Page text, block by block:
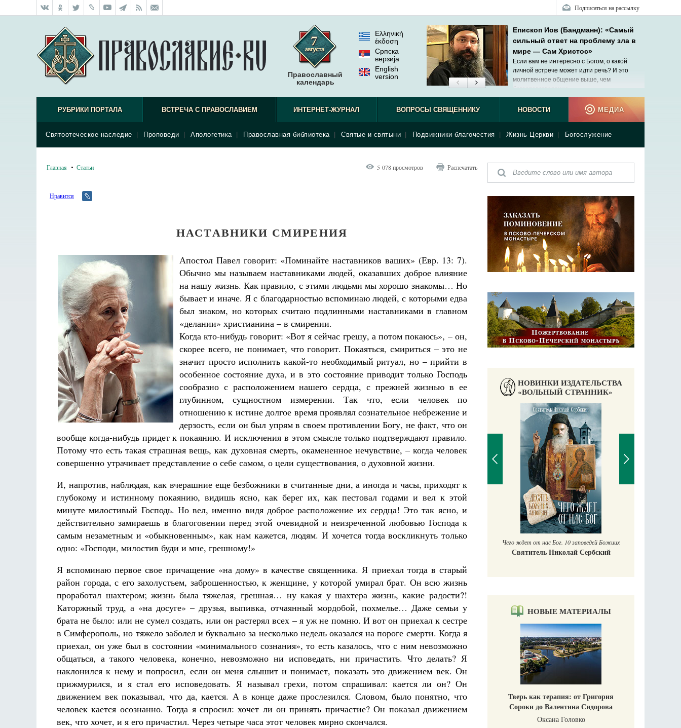
Подписаться на рассылку
Православный
календарь
Ελληνική
έκδοση
Српска
верзиjа
English
version
Епископ Иов (Бандманн): «Самый
сильный ответ на проблему зла в
мире — Сам Христос»
Если вам не интересно с Богом, о какой
личной встрече может идти речь? И это
молитвенное общение выше, чем
РУБРИКИ ПОРТАЛА ВСТРЕЧА С ПРАВОСЛАВИЕМ
Святоотеческое наследие Проповеди Апологетика Православная библиотека Святые и святыни Подвижники благочестия Жизнь Церкви Богослужение
ИНТЕРНЕТ-ЖУРНАЛ ВОПРОСЫ СВЯЩЕННИКУ НОВОСТИ МЕДИА
Главная Статьи 5 078 просмотров Распечатать
Нравится
НАСТАВНИКИ СМИРЕНИЯ
Апостол Павел говорит: «Поминайте наставников ваших» (Евр. 13: 7).
Обычно мы называем наставниками людей, оказавших доброе влияние
на нашу жизнь. Как правило, с этими людьми мы хорошо знакомы… Но
бывает и иначе. Я с благодарностью вспоминаю людей, с которыми едва
был знаком, но которых считаю подлинными наставниками в главном
«делании» христианина – в смирении.
Когда кто-нибудь говорит: «Вот я сейчас грешу, а потом покаюсь», – он,
скорее всего, не понимает, что говорит. Покаяться, смириться – это не
значит просто исполнить какой-то необходимый ритуал, но – прийти в
особенное состояние духа, и в это состояние приводит только Господь
сообразно с расположением нашего сердца, с прежней жизнью в ее
глубинном, сущностном измерении. Так что, если человек по
отношению к истине долгое время проявлял сознательное небрежение и
дерзость, если он был упрям в своем противлении Богу, не факт, что он
вообще когда-нибудь придет к покаянию. И исключения в этом смысле только подтверждают правило.
Потому что есть такая страшная вещь, как духовная смерть, окамененное нечувствие, – когда человек
совершенно утрачивает представление о себе самом, о цели существования, о духовной жизни.
И, напротив, наблюдая, как вчерашние еще безбожники в считанные дни, а иногда и часы, приходят к
глубокому и истинному покаянию, видишь ясно, как берег их, как пестовал годами и вел к этой
минуте милостивый Господь. Но вел, именно видя доброе расположение их сердца! Это так ясно, и
действительно замираешь в благоговении перед этой очевидной и неизреченной любовью Господа к
самым незаметным и «обыкновенным», как нам кажется, людям. И хочется тогда воскликнуть только
одно: «Господи, милостив буди и мне, грешному!»
Я вспоминаю первое свое причащение «на дому» в качестве священника. Я приехал тогда в старый
район города, с его захолустьем, заброшенностью, к женщине, у которой умирал брат. Он всю жизнь
проработал шахтером; жизнь была тяжелая, грешная… ну какая у шахтера жизнь, какие радости?!
Каторжный труд, а «на досуге» – друзья, выпивка, отчаянный мордобой, похмелье… Даже семьи у
брата не было: или не сумел создать, или он растерял всех – я уж не помню. И вот он приехал к сестре
в Симферополь, но тяжело заболел и буквально за несколько недель оказался на пороге смерти. Когда я
приехал, он уже был в состоянии «минимального сознания», то есть казалось, что с ним невозможно
общаться, а такого человека, конечно, невозможно ни исповедать, ни причастить. Что делать? Я
наклонился к нему и попросил, если он меня слышит и понимает, показать это движением век. Он
прижмурился, и я стал его исповедовать. Я называл грехи, потом спрашивал: кается ли он? Он
движением век показывал, что да, кается. А в конце даже прослезился. Словом, было понятно, что
человек кается осознанно. Тогда я спросил: хочет ли он принять причастие? Он показал движением
век, что хочет, и я его причастил. Через четыре часа этот человек мирно скончался.
НОВИНКИ ИЗДАТЕЛЬСТВА
«ВОЛЬНЫЙ СТРАННИК»
Разлуки не будет
Фредерика де Грааф
Кирилл Мурышев
Великомученик Георгий Победоносец. Научись у
святого
Роман Котов Чего ждет от нас Бог. 10 заповедей Божиих
Святитель Николай Сербский
НОВЫЕ МАТЕРИАЛЫ
Тверь как терапия: от Григория
Сороки до Валентина Сидорова
Оксана Головко